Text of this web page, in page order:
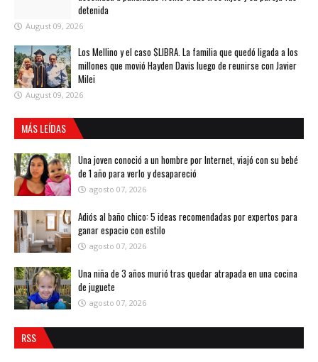
detenida
August 09, 2026
Los Mellino y el caso $LIBRA. La familia que quedó ligada a los
millones que movió Hayden Davis luego de reunirse con Javier
Milei
August 09, 2026
MÁS LEÍDAS
Una joven conoció a un hombre por Internet, viajó con su bebé
de 1 año para verlo y desapareció
agosto 07, 2026
Adiós al baño chico: 5 ideas recomendadas por expertos para
ganar espacio con estilo
agosto 07, 2026
Una niña de 3 años murió tras quedar atrapada en una cocina
de juguete
agosto 07, 2026
RSS